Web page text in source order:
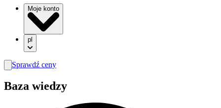
Moje konto
pl
search
Sprawdź ceny
Baza wiedzy